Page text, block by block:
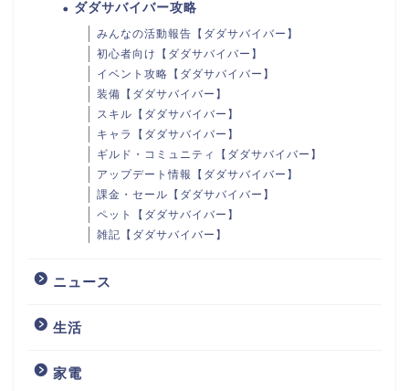
ダダサバイバー攻略
みんなの活動報告【ダダサバイバー】
初心者向け【ダダサバイバー】
イベント攻略【ダダサバイバー】
装備【ダダサバイバー】
スキル【ダダサバイバー】
キャラ【ダダサバイバー】
ギルド・コミュニティ【ダダサバイバー】
アップデート情報【ダダサバイバー】
課金・セール【ダダサバイバー】
ペット【ダダサバイバー】
雑記【ダダサバイバー】
ニュース
生活
家電